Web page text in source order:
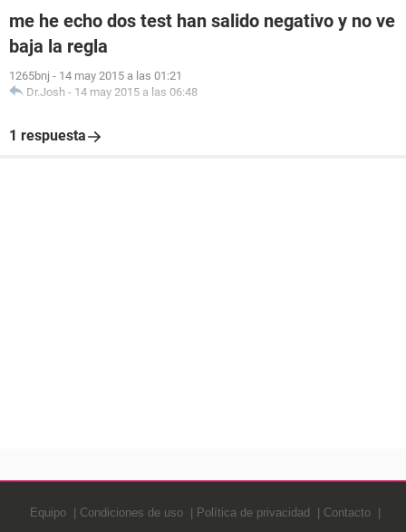
me he echo dos test han salido negativo y no ve
baja la regla
1265bnj - 14 may 2015 a las 01:21
Dr.Josh - 14 may 2015 a las 06:48
1 respuesta
Equipo Condiciones de uso Política de privacidad
Contacto